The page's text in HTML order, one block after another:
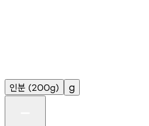
인분 (200g) g